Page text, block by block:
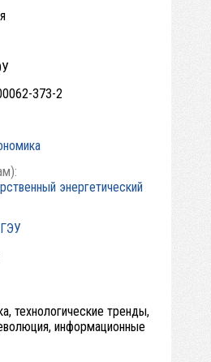
373-2
энергетический
технологические тренды,
информационные